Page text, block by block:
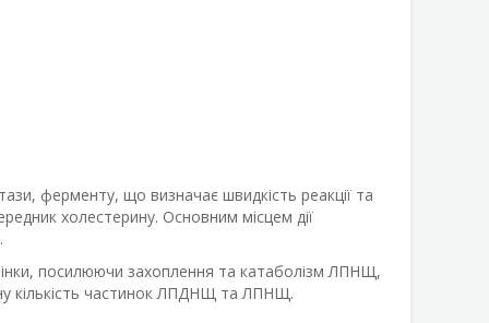
ферменту, що визначає швидкість реакції та
холестерину. Основним місцем дії
посилюючи захоплення та катаболізм ЛПНЩ,
кількість частинок ЛПДНЩ та ЛПНЩ.